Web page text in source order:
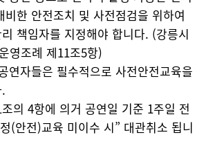
비한 안전조치 및 사전점검을 위하여
책임자를 지정해야 합니다. (강릉시
영조례 제11조5항)
연자들은 필수적으로 사전안전교육을
의 4항에 의거 공연일 기준 1주일 전
(안전)교육 미이수 시” 대관취소 됩니